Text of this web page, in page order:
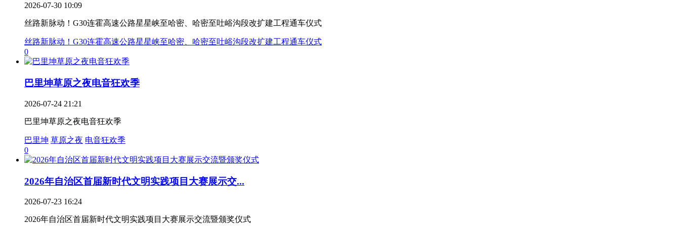
2026-07-30 10:09
丝路新脉动！G30连霍高速公路星星峡至哈密、哈密至吐峪沟段改扩建工程通车仪式
丝路新脉动！G30连霍高速公路星星峡至哈密、哈密至吐峪沟段改扩建工程通车仪式
0
巴里坤草原之夜电音狂欢季
2026-07-24 21:21
巴里坤草原之夜电音狂欢季
巴里坤 草原之夜 电音狂欢季
0
2026年自治区首届新时代文明实践项目大赛展示交...
2026-07-23 16:24
2026年自治区首届新时代文明实践项目大赛展示交流暨颁奖仪式